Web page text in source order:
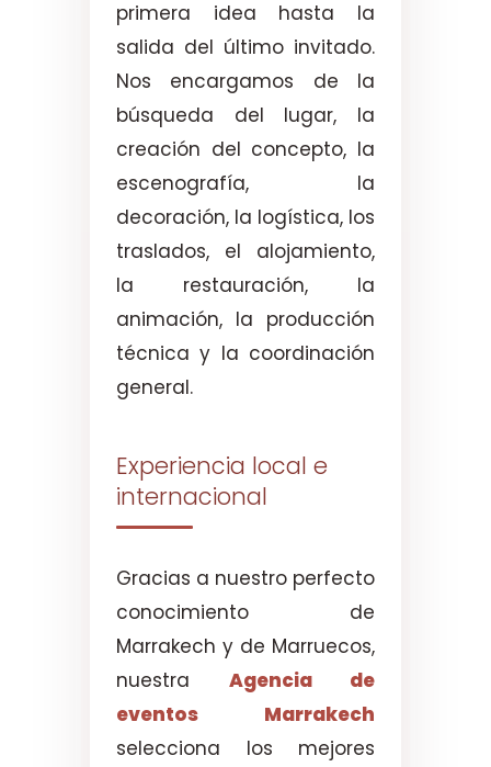
primera idea hasta la
salida del último invitado.
Nos encargamos de la
búsqueda del lugar, la
creación del concepto, la
escenografía, la
decoración, la logística, los
traslados, el alojamiento,
la restauración, la
animación, la producción
técnica y la coordinación
general.
Experiencia local e
internacional
Gracias a nuestro perfecto
conocimiento de
Marrakech y de Marruecos,
nuestra Agencia de
eventos Marrakech
selecciona los mejores